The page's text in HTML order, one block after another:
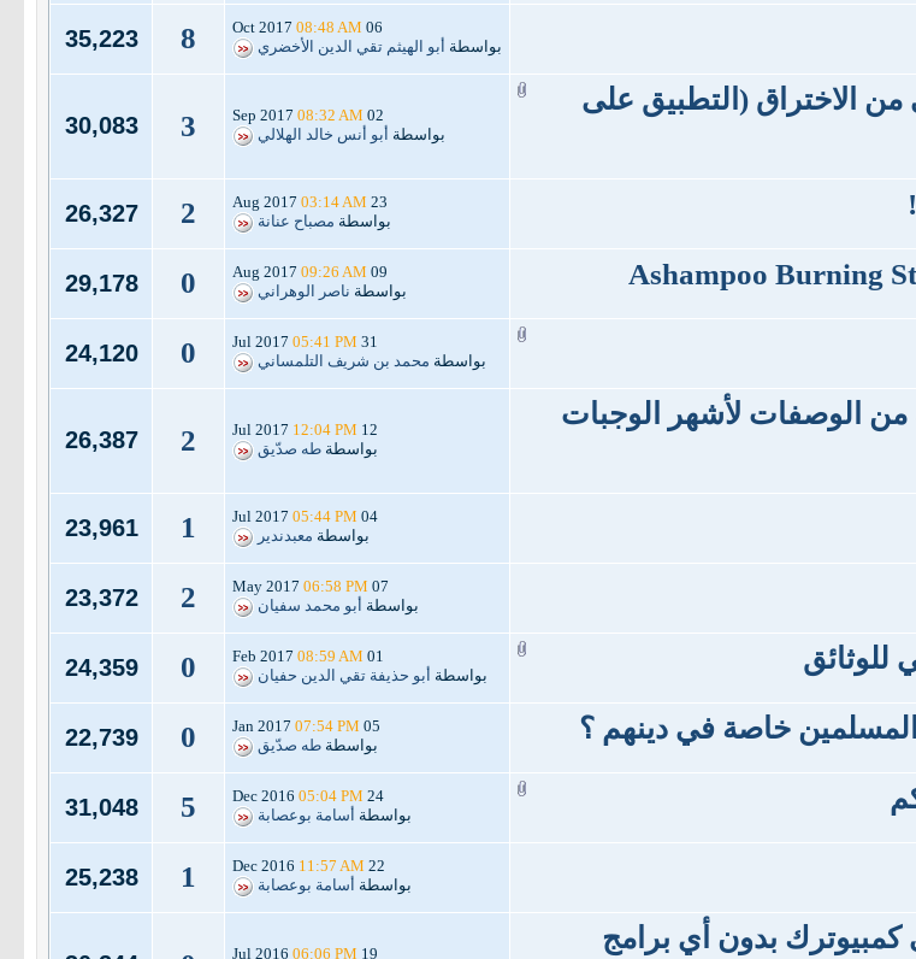
06 Oct 2017
08:48 AM
بواسطة أبو الهيثم تقي الدين الأخضري 8
35,223
من الاختراق (التطبيق على
02 Sep 2017
08:32 AM
بواسطة أبو أنس خالد الهلالي 3
30,083
23 Aug 2017
03:14 AM
بواسطة مصباح عنانة 2
26,327
09 Aug 2017
09:26 AM
بواسطة ناصر الوهراني 0
29,178
31 Jul 2017
05:41 PM
بواسطة محمد بن شريف التلمساني 0
24,120
من الوصفات لأشهر الوجبات
12 Jul 2017
12:04 PM
بواسطة طه صدّيق 2
26,387
04 Jul 2017
05:44 PM
بواسطة معبدندير 1
23,961
07 May 2017
06:58 PM
بواسطة أبو محمد سفيان 2
23,372
للوثائق 01 Feb 2017
08:59 AM
بواسطة أبو حذيفة تقي الدين حفيان 0
24,359
خاصة في دينهم ؟ 05 Jan 2017
07:54 PM
بواسطة طه صدّيق 0
22,739
24 Dec 2016
05:04 PM
بواسطة أسامة بوعصابة 5
31,048
22 Dec 2016
11:57 AM
بواسطة أسامة بوعصابة 1
25,238
بدون أي برامج
19 Jul 2016
06:06 PM